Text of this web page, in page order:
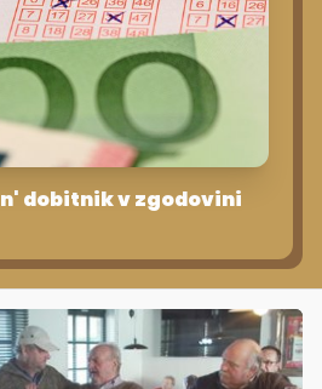
dobitnik v zgodovini